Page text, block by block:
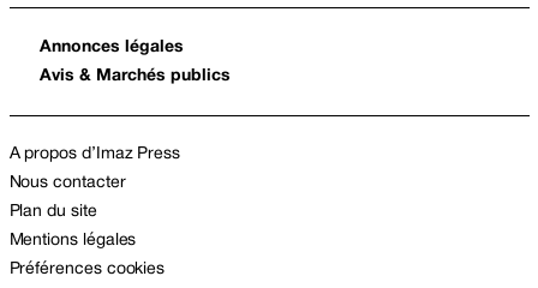
Annonces légales
Avis & Marchés publics
A propos d’Imaz Press
Nous contacter
Plan du site
Mentions légales
Préférences cookies